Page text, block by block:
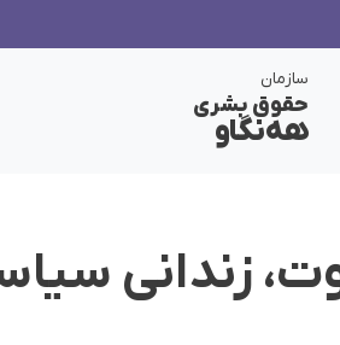
سازمان
حقوق بشری
هەنگاو
زندانی